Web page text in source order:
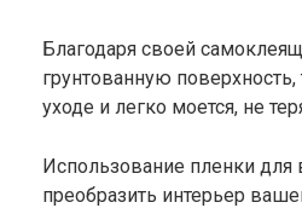
Благодаря своей
грунтованную
уходе и легко моется, не
Использование пленки
преобразить интерьер